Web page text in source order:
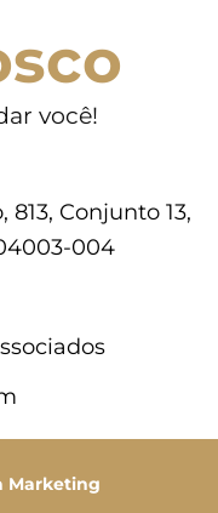
você!
Conjunto 13,
004
Marketing